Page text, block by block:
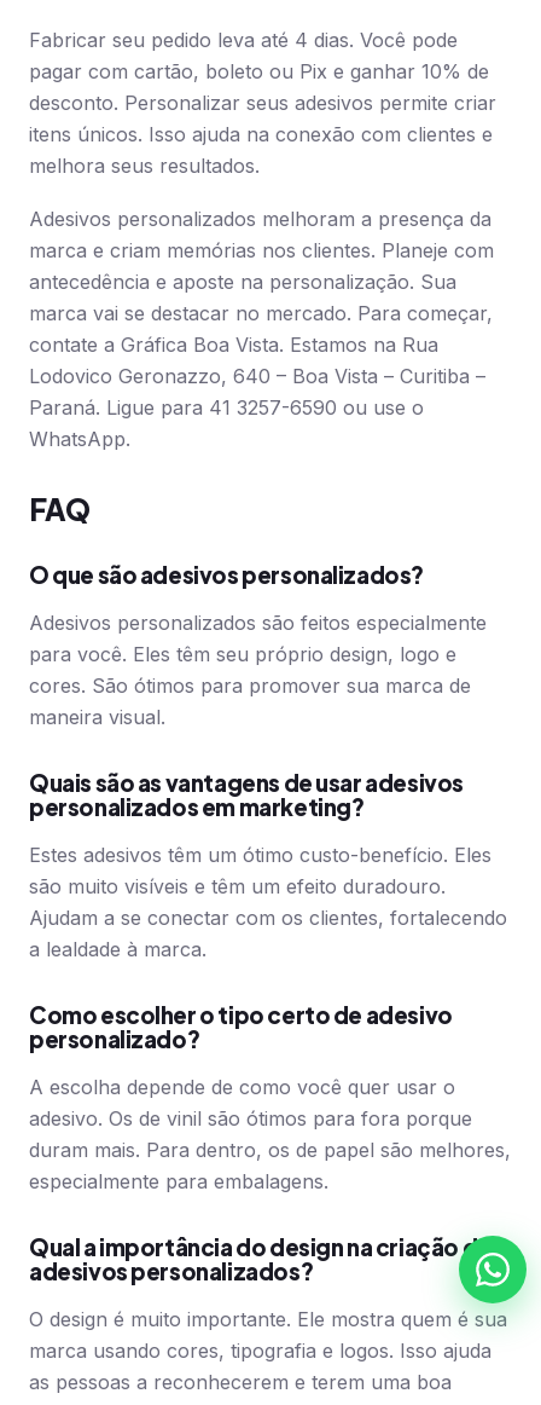
Fabricar seu pedido leva até 4 dias. Você pode
pagar com cartão, boleto ou Pix e ganhar 10% de
desconto. Personalizar seus adesivos permite criar
itens únicos. Isso ajuda na conexão com clientes e
melhora seus resultados.
Adesivos personalizados melhoram a presença da
marca e criam memórias nos clientes. Planeje com
antecedência e aposte na personalização. Sua
marca vai se destacar no mercado. Para começar,
contate a Gráfica Boa Vista. Estamos na Rua
Lodovico Geronazzo, 640 – Boa Vista – Curitiba –
Paraná. Ligue para 41 3257-6590 ou use o
WhatsApp.
FAQ
O que são adesivos personalizados?
Adesivos personalizados são feitos especialmente
para você. Eles têm seu próprio design, logo e
cores. São ótimos para promover sua marca de
maneira visual.
Quais são as vantagens de usar adesivos
personalizados em marketing?
Estes adesivos têm um ótimo custo-benefício. Eles
são muito visíveis e têm um efeito duradouro.
Ajudam a se conectar com os clientes, fortalecendo
a lealdade à marca.
Como escolher o tipo certo de adesivo
personalizado?
A escolha depende de como você quer usar o
adesivo. Os de vinil são ótimos para fora porque
duram mais. Para dentro, os de papel são melhores,
especialmente para embalagens.
Qual a importância do design na criação de
adesivos personalizados?
O design é muito importante. Ele mostra quem é sua
marca usando cores, tipografia e logos. Isso ajuda
as pessoas a reconhecerem e terem uma boa